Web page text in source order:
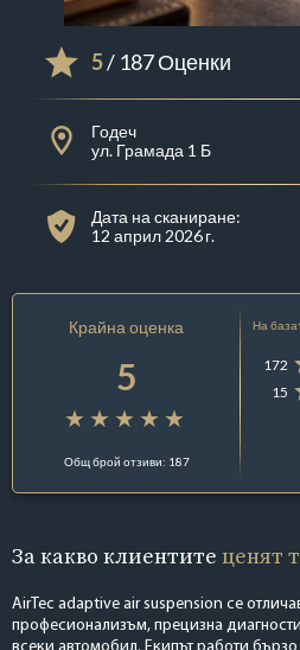
5/ 187 Оценки
Годеч
ул. Грамада 1 Б
Дата на сканиране:
12 април 2026 г.
Крайна оценка
5
Общ брой отзиви: 187
На
172
15
За какво клиентите ценят
AirTec adaptive air suspension се
професионализъм, прецизна